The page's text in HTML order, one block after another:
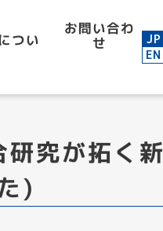
つい
お問い合わ
せ
JP
EN
究が拓く新
)